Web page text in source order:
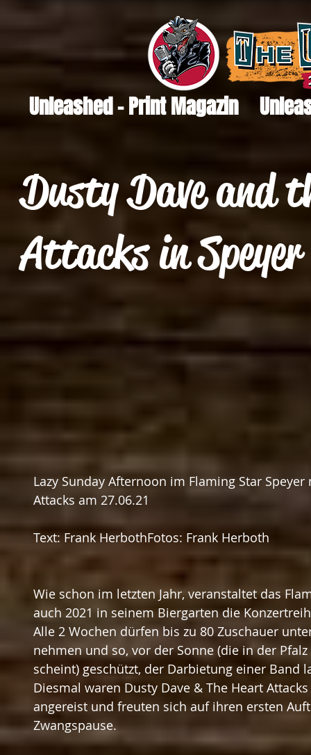
Unleashed - Print Magazin
Dusty Dave and
Attacks in Speyer
Lazy Sunday Afternoon im Flaming Star
Attacks am 27.06.21
Text: Frank HerbothFotos: Frank Herboth
Wie schon im letzten Jahr, veranstaltet das
auch 2021 in seinem Biergarten die
Alle 2 Wochen dürfen bis zu 80 Zuschauer
nehmen und so, vor der Sonne (die in der
scheint) geschützt, der Darbietung einer Band
Diesmal waren Dusty Dave & The Heart
angereist und freuten sich auf ihren ersten
Zwangspause.